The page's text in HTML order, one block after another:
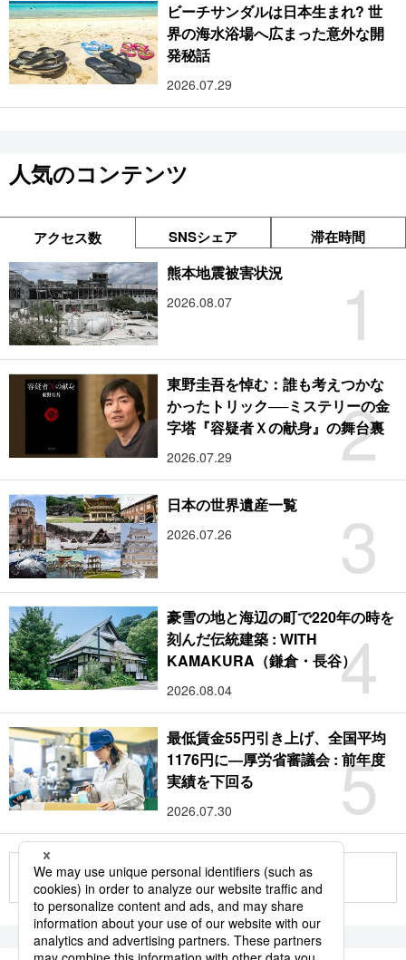
ビーチサンダルは日本生まれ? 世
界の海水浴場へ広まった意外な開
発秘話
2026.07.29
人気のコンテンツ
アクセス数 SNSシェア 滞在時間
1
熊本地震被害状況
2026.08.07
2
東野圭吾を悼む：誰も考えつかな
かったトリック──ミステリーの金
字塔『容疑者Ｘの献身』の舞台裏
2026.07.29
3
日本の世界遺産一覧
2026.07.26
4
豪雪の地と海辺の町で220年の時を
刻んだ伝統建築 : WITH
KAMAKURA（鎌倉・長谷）
2026.08.04
5
最低賃金55円引き上げ、全国平均
1176円に―厚労省審議会 : 前年度
実績を下回る
2026.07.30
もっと見る